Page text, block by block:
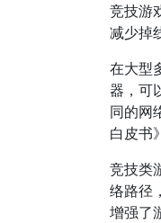
竞技游
减少掉
在大型
器，可
同的网
白皮书
竞技类
络路径
增强了